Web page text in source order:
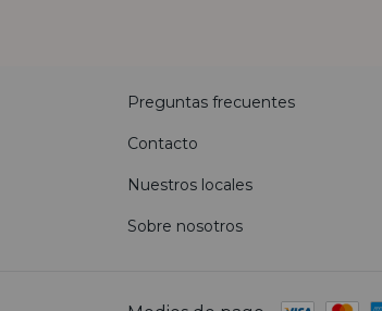
Preguntas frecuentes
Contacto
Nuestros locales
Sobre nosotros